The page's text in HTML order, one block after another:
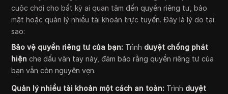
cuộc chơi cho bất kỳ ai quan tâm đến quyền riêng tư, bảo
mật hoặc quản lý nhiều tài khoản trực tuyến. Đây là lý do tại
sao:
Bảo vệ quyền riêng tư của bạn: Trình duyệt chống phát
hiện che dấu vân tay này, đảm bảo rằng quyền riêng tư của
bạn vẫn còn nguyên vẹn.
Quản lý nhiều tài khoản một cách an toàn: Trình duyệt